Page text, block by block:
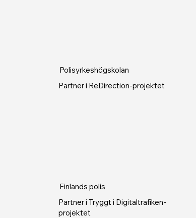
Polisyrkeshögskolan
Partner i ReDirection-projektet
Finlands polis
Partner i Tryggt i Digitaltrafiken-
projektet